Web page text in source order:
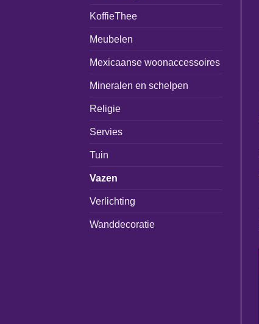
KoffieThee
Meubelen
Mexicaanse woonaccessoires
Mineralen en schelpen
Religie
Servies
Tuin
Vazen
Verlichting
Wanddecoratie